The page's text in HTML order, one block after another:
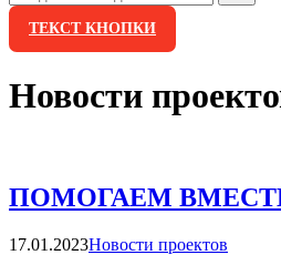
ТЕКСТ КНОПКИ
Новости
ПОМОГАЕМ
17.01.2023Категории
Новости проектов